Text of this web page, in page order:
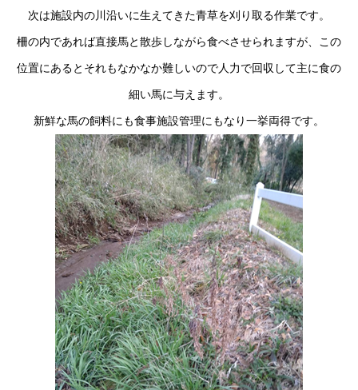
次は施設内の川沿いに生えてきた青草を刈り取る作業です。
柵の内であれば直接馬と散歩しながら食べさせられますが、この
位置にあるとそれもなかなか難しいので人力で回収して主に食の
細い馬に与えます。
新鮮な馬の飼料にも食事施設管理にもなり一挙両得です。